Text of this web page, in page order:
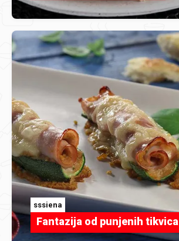
sssiena
Fantazija od punjenih tikvica